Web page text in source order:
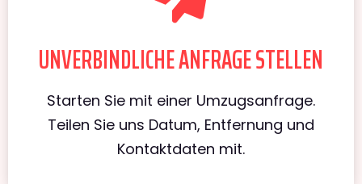
UNVERBINDLICHE ANFRAGE STELLEN
Starten Sie mit einer Umzugsanfrage.
Teilen Sie uns Datum, Entfernung und
Kontaktdaten mit.